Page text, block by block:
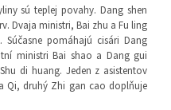
sú teplej povahy. Dang shen
Dvaja ministri, Bai zhu a Fu ling
pomáhajú cisári Dang
ministri Bai shao a Dang gui
di huang. Jeden z asistentov
Qi, druhý Zhi gan cao doplňuje